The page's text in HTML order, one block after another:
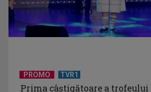
PROMO TVR1
Prima câştigătoare a trofeului